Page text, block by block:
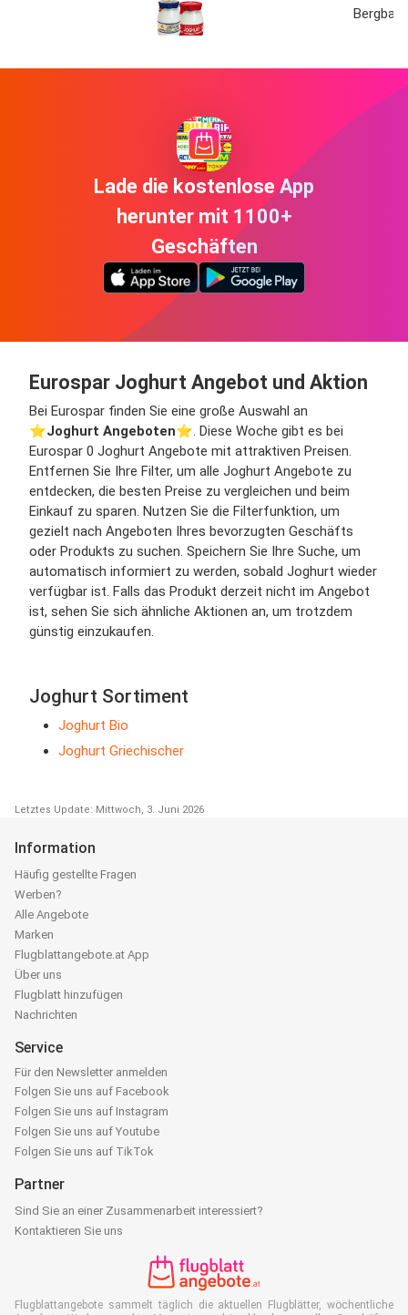
Lade die kostenlose App
herunter mit 1100+
Geschäften
Eurospar Joghurt Angebot und Aktion
Bei Eurospar finden Sie eine große Auswahl an
⭐️Joghurt Angeboten⭐️. Diese Woche gibt es bei
Eurospar 0 Joghurt Angebote mit attraktiven Preisen.
Entfernen Sie Ihre Filter, um alle Joghurt Angebote zu
entdecken, die besten Preise zu vergleichen und beim
Einkauf zu sparen. Nutzen Sie die Filterfunktion, um
gezielt nach Angeboten Ihres bevorzugten Geschäfts
oder Produkts zu suchen. Speichern Sie Ihre Suche, um
automatisch informiert zu werden, sobald Joghurt wieder
verfügbar ist. Falls das Produkt derzeit nicht im Angebot
ist, sehen Sie sich ähnliche Aktionen an, um trotzdem
günstig einzukaufen.
Joghurt Sortiment
Joghurt Bio
Joghurt Griechischer
Letztes Update: Mittwoch, 3. Juni 2026
Information
Häufig gestellte Fragen
Werben?
Alle Angebote
Marken
Flugblattangebote.at App
Über uns
Flugblatt hinzufügen
Nachrichten
Service
Für den Newsletter anmelden
Folgen Sie uns auf Facebook
Folgen Sie uns auf Instagram
Folgen Sie uns auf Youtube
Folgen Sie uns auf TikTok
Partner
Sind Sie an einer Zusammenarbeit interessiert?
Kontaktieren Sie uns
Flugblattangebote sammelt täglich die aktuellen Flugblätter, wöchentliche